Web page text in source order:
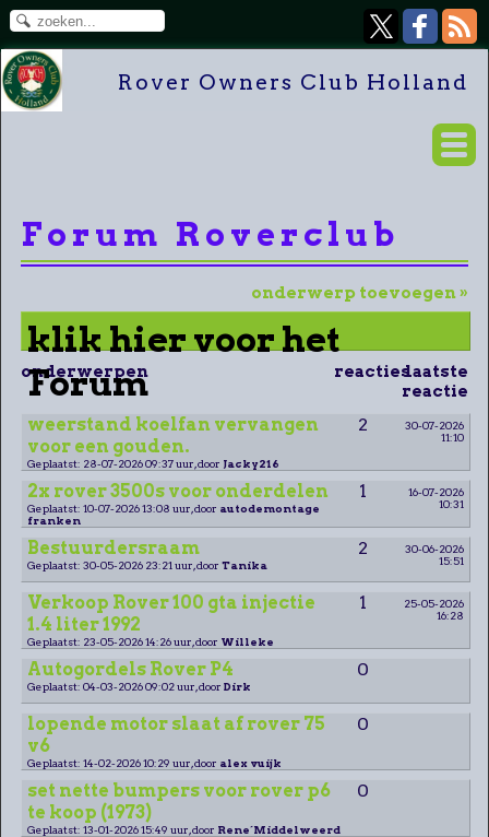
Rover Owners Club Holland
Forum Roverclub
onderwerp toevoegen »
klik hier voor het
Forum
onderwerpen reactieslaatste
reactie
weerstand koelfan vervangen
voor een gouden.
2
30-07-2026
11:10
Geplaatst: 28-07-2026 09:37 uur, door Jacky216
2x rover 3500s voor onderdelen 1
16-07-2026
10:31
Geplaatst: 10-07-2026 13:08 uur, door autodemontage
franken
Bestuurdersraam 2
30-06-2026
15:51
Geplaatst: 30-05-2026 23:21 uur, door Tanika
Verkoop Rover 100 gta injectie
1.4 liter 1992
1
25-05-2026
16:28
Geplaatst: 23-05-2026 14:26 uur, door Willeke
Autogordels Rover P4 0
Geplaatst: 04-03-2026 09:02 uur, door Dirk
lopende motor slaat af rover 75
v6
0
Geplaatst: 14-02-2026 10:29 uur, door alex vuijk
set nette bumpers voor rover p6
te koop (1973)
0
Geplaatst: 13-01-2026 15:49 uur, door Rene´Middelweerd